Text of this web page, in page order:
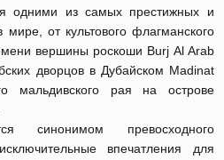
одними из самых престижных и
мире, от культового флагманского
вершины роскоши Burj Al Arab
дворцов в Дубайском Madinat
мальдивского рая на острове
синонимом превосходного
впечатления для